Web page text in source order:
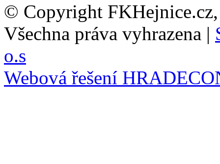
© Copyright
Všechna práva vyhrazena |
o.s
Webová řešení